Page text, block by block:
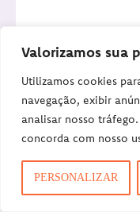
Valorizamos sua
Utilizamos cookies
navegação, exibir
analisar nosso
concorda com nosso
PERSONALIZAR
E-mail *